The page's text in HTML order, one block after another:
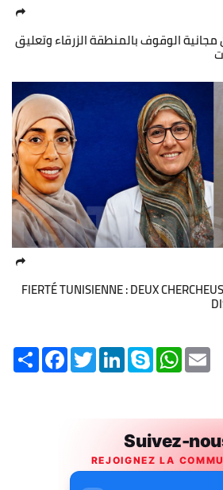
الوقوف بالمنطقة الزرقاء وتعليق
FIERTÉ TUNISIENNE : DEUX
Share FacebookTwitterLinkedInSkype